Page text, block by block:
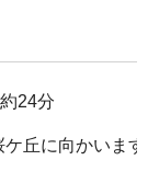
24分
丘に向かいま